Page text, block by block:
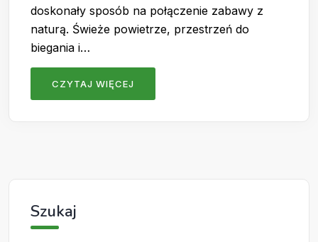
doskonały sposób na połączenie zabawy z
naturą. Świeże powietrze, przestrzeń do
biegania i…
CZYTAJ WIĘCEJ
Szukaj